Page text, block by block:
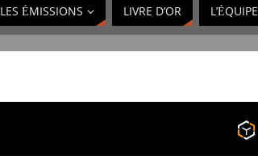
LES ÉMISSIONS LIVRE D’OR L’ÉQUIPE